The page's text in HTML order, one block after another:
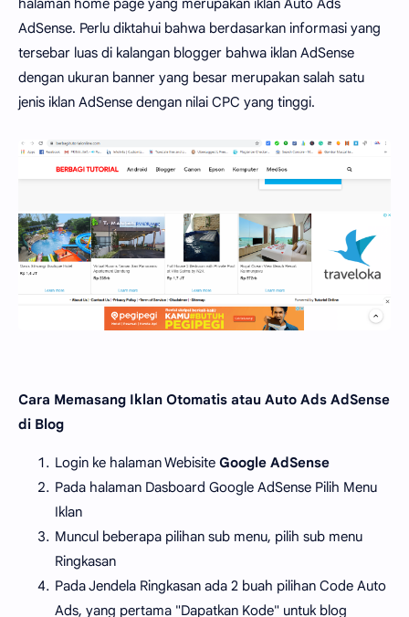
halaman home page yang merupakan iklan Auto Ads
AdSense. Perlu diktahui bahwa berdasarkan informasi yang
tersebar luas di kalangan blogger bahwa iklan AdSense
dengan ukuran banner yang besar merupakan salah satu
jenis iklan AdSense dengan nilai CPC yang tinggi.
Cara Memasang Iklan Otomatis atau Auto Ads AdSense
di Blog
Login ke halaman Webisite Google AdSense
Pada halaman Dasboard Google AdSense Pilih Menu
Iklan
Muncul beberapa pilihan sub menu, pilih sub menu
Ringkasan
Pada Jendela Ringkasan ada 2 buah pilihan Code Auto
Ads, yang pertama "Dapatkan Kode" untuk blog